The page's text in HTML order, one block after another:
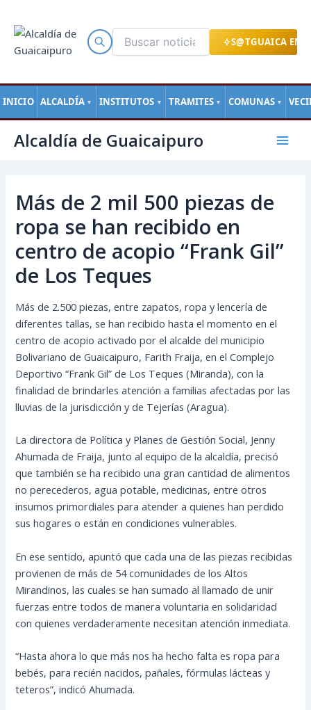
S@TGUAICA EN
INICIO ALCALDÍA ▼ INSTITUTOS ▼ TRAMITES ▼ COMUNAS ▼
contenido
Alcaldía de Guaicaipuro
Main
Más de 2 mil 500 piezas de
ropa se han recibido en
centro de acopio “Frank Gil”
de Los Teques
Más de 2.500 piezas, entre zapatos, ropa y lencería de
diferentes tallas, se han recibido hasta el momento en el
centro de acopio activado por el alcalde del municipio
Bolivariano de Guaicaipuro, Farith Fraija, en el Complejo
Deportivo “Frank Gil” de Los Teques (Miranda), con la
finalidad de brindarles atención a familias afectadas por las
lluvias de la jurisdicción y de Tejerías(Aragua).
La directora de Política y Planes de Gestión Social, Jenny
Ahumada de Fraija, junto al equipo de la alcaldía, precisó
que también se ha recibido una gran cantidad de alimentos
no perecederos, agua potable, medicinas, entre otros
insumos primordiales para atender a quienes han perdido
sus hogares o están en condiciones vulnerables.
En ese sentido, apuntó que cada una de las piezas recibidas
provienen de más de 54 comunidades de los Altos
Mirandinos, las cuales se han sumado al llamado de unir
fuerzas entre todos de manera voluntaria en solidaridad
con quienes verdaderamente necesitan atención inmediata.
“Hasta ahora lo que más nos ha hecho falta es ropa para
bebés, para recién nacidos, pañales, fórmulas lácteas y
teteros”, indicó Ahumada.
de